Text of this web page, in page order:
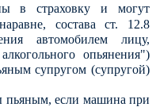
в страховку и могут
состава ст. 12.8
автомобилем лицу,
опьянения")
супругом (супругой)
пьяным, если машина при